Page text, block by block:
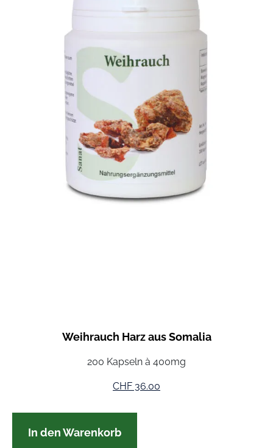
Weihrauch Harz aus Somalia
200 Kapseln à 400mg
CHF 36.00
In den Warenkorb